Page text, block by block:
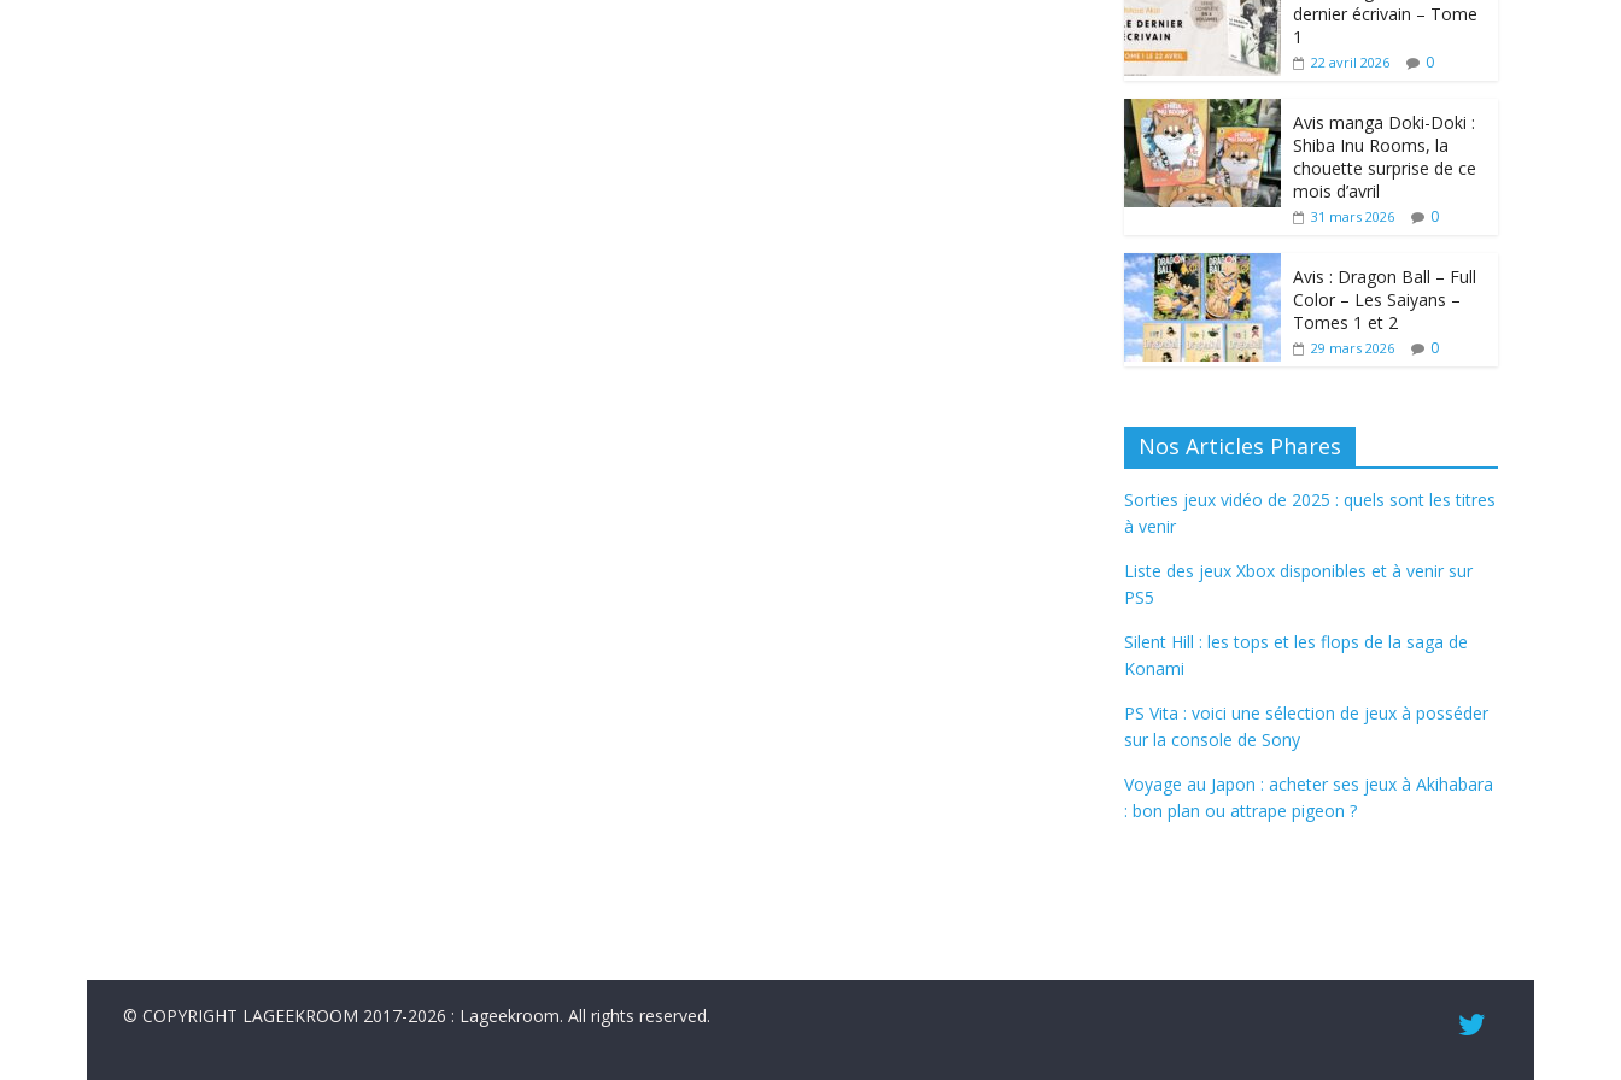
dernier écrivain – Tome
1
22 avril 2026 0
Avis manga Doki-Doki :
Shiba Inu Rooms, la
chouette surprise de ce
mois d’avril
31 mars 2026 0
Avis : Dragon Ball – Full
Color – Les Saiyans –
Tomes 1 et 2
29 mars 2026 0
Nos Articles Phares
Sorties jeux vidéo de 2025 : quels sont les titres
à venir
Liste des jeux Xbox disponibles et à venir sur
PS5
Silent Hill : les tops et les flops de la saga de
Konami
PS Vita : voici une sélection de jeux à posséder
sur la console de Sony
Voyage au Japon : acheter ses jeux à Akihabara
: bon plan ou attrape pigeon ?
© COPYRIGHT LAGEEKROOM 2017-2026 : Lageekroom. All rights reserved.